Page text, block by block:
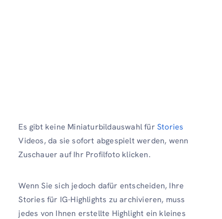
Es gibt keine Miniaturbildauswahl für Stories
Videos, da sie sofort abgespielt werden, wenn
Zuschauer auf Ihr Profilfoto klicken.
Wenn Sie sich jedoch dafür entscheiden, Ihre
Stories für IG-Highlights zu archivieren, muss
jedes von Ihnen erstellte Highlight ein kleines